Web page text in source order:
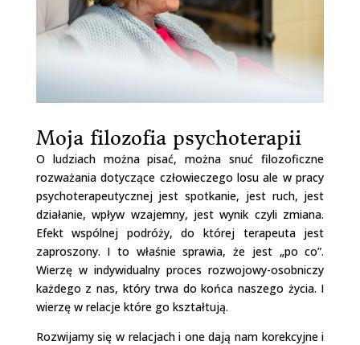
Moja filozofia psychoterapii
O ludziach można pisać, można snuć filozoficzne
rozważania dotyczące człowieczego losu ale w pracy
psychoterapeutycznej jest spotkanie, jest ruch, jest
działanie, wpływ wzajemny, jest wynik czyli zmiana.
Efekt wspólnej podróży, do której terapeuta jest
zaproszony. I to właśnie sprawia, że jest „po co”.
Wierzę w indywidualny proces rozwojowy-osobniczy
każdego z nas, który trwa do końca naszego życia. I
wierzę w relacje które go kształtują.
Rozwijamy się w relacjach i one dają nam korekcyjne i